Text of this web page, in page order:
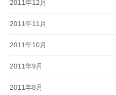
2011年12月
2011年11月
2011年10月
2011年9月
2011年8月